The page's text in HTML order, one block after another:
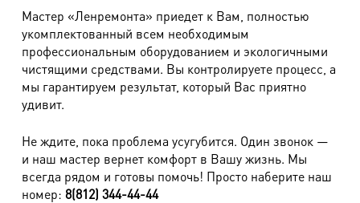
Брюки, бриджи (кожа, замша)
Пиджак, куртка, полупальто (кожа, замша)
Плащ, пальто от 90 см
3500 руб.
Дубленки до 90 см
3540 руб.
Кожаный пуховик до 90 см
3400 руб.
Кожаный пуховик от 90 см
3700 руб.
Мастер «Ленремонта» приедет к Вам, полностью
укомплектованный всем необходимым
профессиональным оборудованием и экологичными
чистящими средствами. Вы контролируете процесс, а
мы гарантируем результат, который Вас приятно
удивит.
Не ждите, пока проблема усугубится. Один звонок —
и наш мастер вернет комфорт в Вашу жизнь. Мы
всегда рядом и готовы помочь! Просто наберите наш
номер: 8(812) 344-44-44